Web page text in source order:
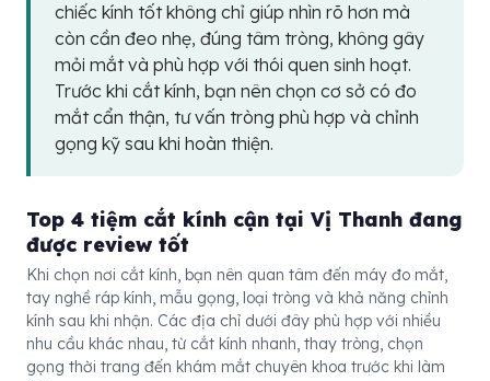
chiếc kính tốt không chỉ giúp nhìn rõ hơn mà
còn cần đeo nhẹ, đúng tâm tròng, không gây
mỏi mắt và phù hợp với thói quen sinh hoạt.
Trước khi cắt kính, bạn nên chọn cơ sở có đo
mắt cẩn thận, tư vấn tròng phù hợp và chỉnh
gọng kỹ sau khi hoàn thiện.
Top 4 tiệm cắt kính cận tại Vị Thanh đang
được review tốt
Khi chọn nơi cắt kính, bạn nên quan tâm đến máy đo mắt,
tay nghề ráp kính, mẫu gọng, loại tròng và khả năng chỉnh
kính sau khi nhận. Các địa chỉ dưới đây phù hợp với nhiều
nhu cầu khác nhau, từ cắt kính nhanh, thay tròng, chọn
gọng thời trang đến khám mắt chuyên khoa trước khi làm